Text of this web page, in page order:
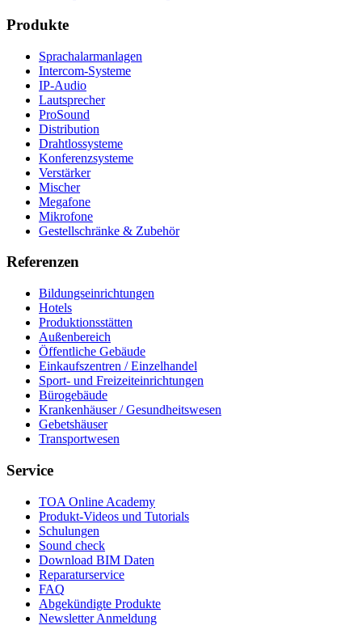
Produkte
Sprachalarmanlagen
Intercom-Systeme
IP-Audio
Lautsprecher
ProSound
Distribution
Drahtlossysteme
Konferenzsysteme
Verstärker
Mischer
Megafone
Mikrofone
Gestellschränke & Zubehör
Referenzen
Bildungseinrichtungen
Hotels
Produktionsstätten
Außenbereich
Öffentliche Gebäude
Einkaufszentren / Einzelhandel
Sport- und Freizeiteinrichtungen
Bürogebäude
Krankenhäuser / Gesundheitswesen
Gebetshäuser
Transportwesen
Service
TOA Online Academy
Produkt-Videos und Tutorials
Schulungen
Sound check
Download BIM Daten
Reparaturservice
FAQ
Abgekündigte Produkte
Newsletter Anmeldung